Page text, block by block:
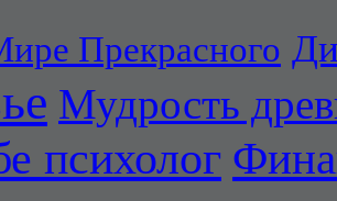
Прекрасного
Мудрость
психолог